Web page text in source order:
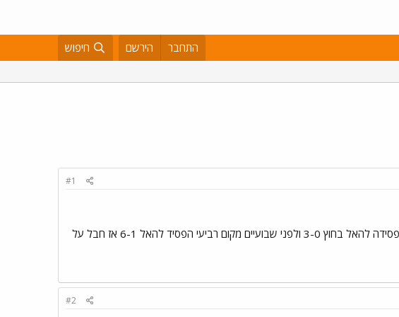
התחבר הירשם חיפוש
#1
אמרת מקודם שדנקסטר עשו תיקו עם מוליכת הטבלה לוטון וזה נכון אבל לפני חודשיים לוטון הפסידה להאל בחוץ 3-0 ולפני שבועיים מקום רביעי הפסיד להאל 6-1 אז חבל על
#2